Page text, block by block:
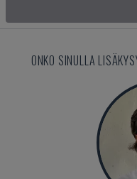
ONKO SINULLA